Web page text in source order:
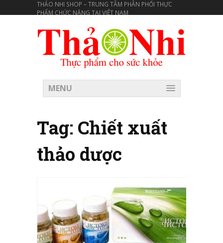
THẢO NHI SHOP – TRUNG TÂM PHÂN PHỐI THỰC
PHẨM CHỨC NĂNG TẠI VIÊT NAM
MENU
Tag: Chiết xuất
thảo dược